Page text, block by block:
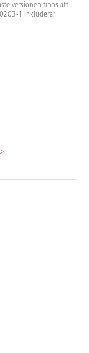
versionen finns att
1 Inkluderar